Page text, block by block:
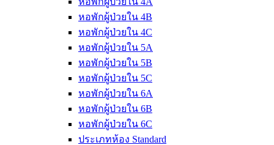
หอพักผู้ป่วยใน 4B
หอพักผู้ป่วยใน 4C
หอพักผู้ป่วยใน 5A
หอพักผู้ป่วยใน 5B
หอพักผู้ป่วยใน 5C
หอพักผู้ป่วยใน 6A
หอพักผู้ป่วยใน 6B
หอพักผู้ป่วยใน 6C
ประเภทห้อง Standard